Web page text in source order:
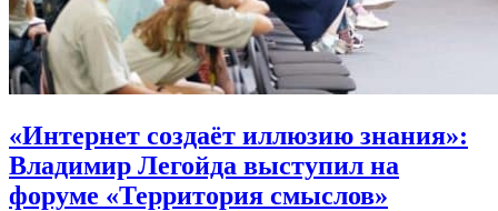
«Интернет создаёт иллюзию знания»:
Владимир Легойда выступил на
форуме «Территория смыслов»